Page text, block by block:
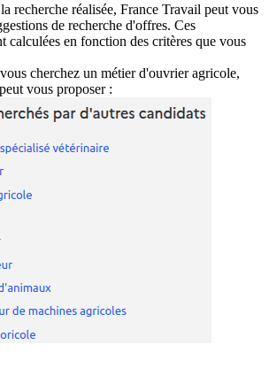
recherche réalisée, France Travail peut vous
de recherche d'offres. Ces
calculées en fonction des critères que vous
cherchez un métier d'ouvrier agricole,
vous proposer :